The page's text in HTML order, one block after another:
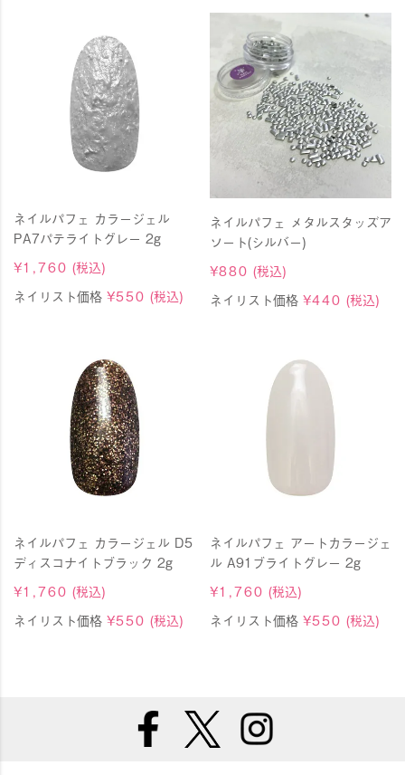
ネイルパフェ カラージェル
PA7パテライトグレー 2g
¥1,760 (税込)
ネイリスト価格 ¥550 (税込)
ネイルパフェ メタルスタッズア
ソート(シルバー)
¥880 (税込)
ネイリスト価格 ¥440 (税込)
ネイルパフェ カラージェル D5
ディスコナイトブラック 2g
¥1,760 (税込)
ネイリスト価格 ¥550 (税込)
ネイルパフェ アートカラージェ
ル A91ブライトグレー 2g
¥1,760 (税込)
ネイリスト価格 ¥550 (税込)